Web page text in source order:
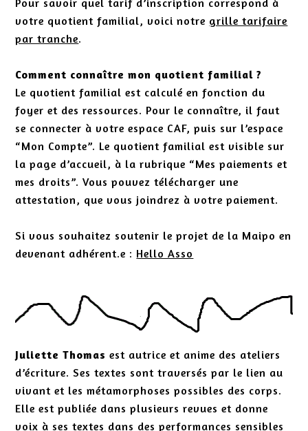
Pour savoir quel tarif d’inscription correspond à
votre quotient familial, voici notre grille tarifaire
par tranche.
Comment connaître mon quotient familial ?
Le quotient familial est calculé en fonction du
foyer et des ressources. Pour le connaître, il faut
se connecter à votre espace CAF, puis sur l’espace
“Mon Compte”. Le quotient familial est visible sur
la page d’accueil, à la rubrique “Mes paiements et
mes droits”. Vous pouvez télécharger une
attestation, que vous joindrez à votre paiement.
Si vous souhaitez soutenir le projet de la Maipo en
devenant adhérent.e : Hello Asso
Juliette Thomas est autrice et anime des ateliers
d’écriture. Ses textes sont traversés par le lien au
vivant et les métamorphoses possibles des corps.
Elle est publiée dans plusieurs revues et donne
voix à ses textes dans des performances sensibles